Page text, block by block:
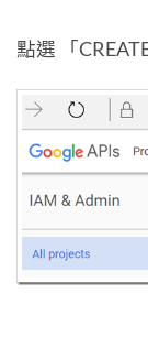
點選 「